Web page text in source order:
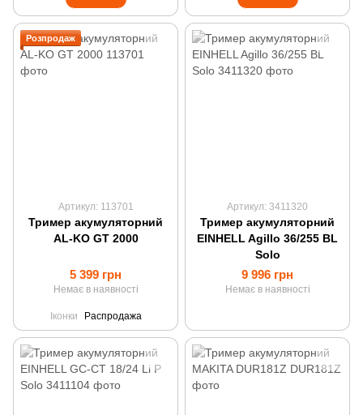
Розпродаж
Артикул: 113701
Тример акумуляторний
AL-KO GT 2000
5 399 грн
Немає в наявності
Іконки Распродажа
Артикул: 3411320
Тример акумуляторний
EINHELL Agillo 36/255 BL
Solo
9 996 грн
Немає в наявності